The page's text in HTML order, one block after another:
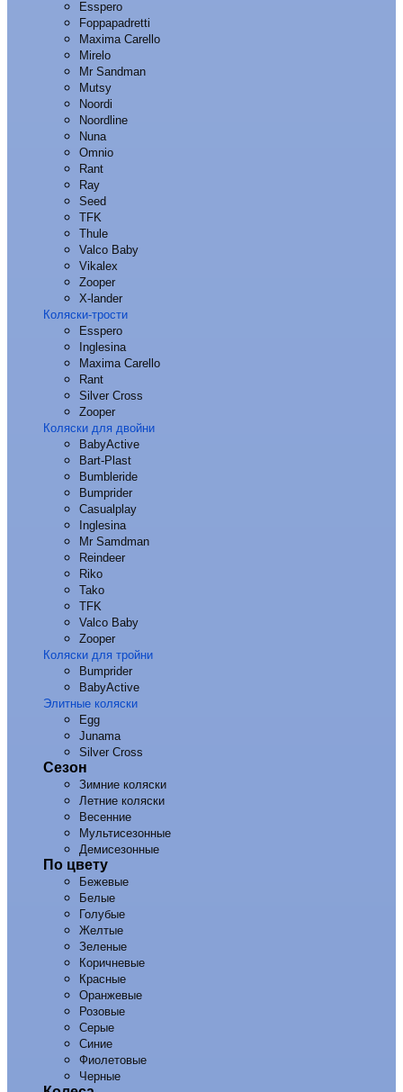
Esspero
Foppapadretti
Maxima Carello
Mirelo
Mr Sandman
Mutsy
Noordi
Noordline
Nuna
Omnio
Rant
Ray
Seed
TFK
Thule
Valco Baby
Vikalex
Zooper
X-lander
Коляски-трости
Esspero
Inglesina
Maxima Carello
Rant
Silver Cross
Zooper
Коляски для двойни
BabyActive
Bart-Plast
Bumbleride
Bumprider
Casualplay
Inglesina
Mr Samdman
Reindeer
Riko
Tako
TFK
Valco Baby
Zooper
Коляски для тройни
Bumprider
BabyActive
Элитные коляски
Egg
Junama
Silver Cross
Сезон
Зимние коляски
Летние коляски
Весенние
Мультисезонные
Демисезонные
По цвету
Бежевые
Белые
Голубые
Желтые
Зеленые
Коричневые
Красные
Оранжевые
Розовые
Серые
Синие
Фиолетовые
Черные